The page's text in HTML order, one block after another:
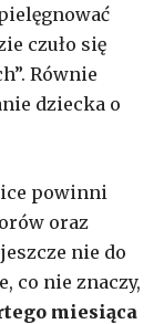
czuło się
Równie
dziecka o
powinni
oraz
nie do
co nie znaczy,
miesiąca